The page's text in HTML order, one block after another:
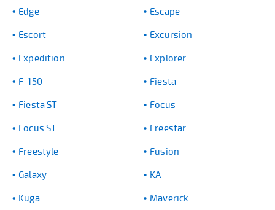
Edge Escape
Escort Excursion
Expedition Explorer
F-150 Fiesta
Fiesta ST Focus
Focus ST Freestar
Freestyle Fusion
Galaxy KA
Kuga Maverick